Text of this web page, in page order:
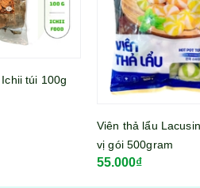
Chả mực xoắn ống